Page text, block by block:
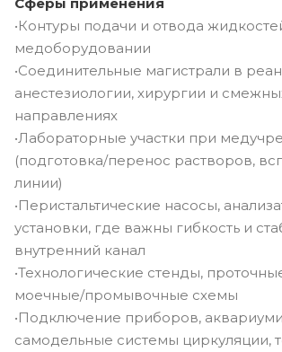
•Контуры подачи и отвода
медоборудовании
•Соединительные магистрали в
анестезиологии, хирургии и
направлениях
•Лабораторные участки при
(подготовка/перенос растворов,
линии)
•Перистальтические насосы,
установки, где важны гибкость и
внутренний канал
•Технологические стенды,
моечные/промывочные схемы
•Подключение приборов,
самодельные системы циркуляции,